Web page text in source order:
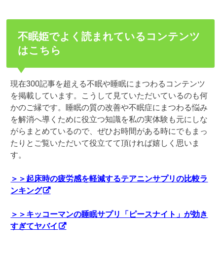
不眠姫でよく読まれているコンテンツ
はこちら
現在300記事を超える不眠や睡眠にまつわるコンテンツ
を掲載しています。こうして見ていただいているのも何
かのご縁です。睡眠の質の改善や不眠症にまつわる悩み
を解消へ導くために役立つ知識を私の実体験も元にしな
がらまとめているので、ぜひお時間がある時にでもまっ
たりとご覧いただいて役立てて頂ければ嬉しく思いま
す。
＞＞起床時の疲労感を軽減するテアニンサプリの比較ラ
ンキング
＞＞キッコーマンの睡眠サプリ「ピースナイト」が効き
すぎてヤバイ